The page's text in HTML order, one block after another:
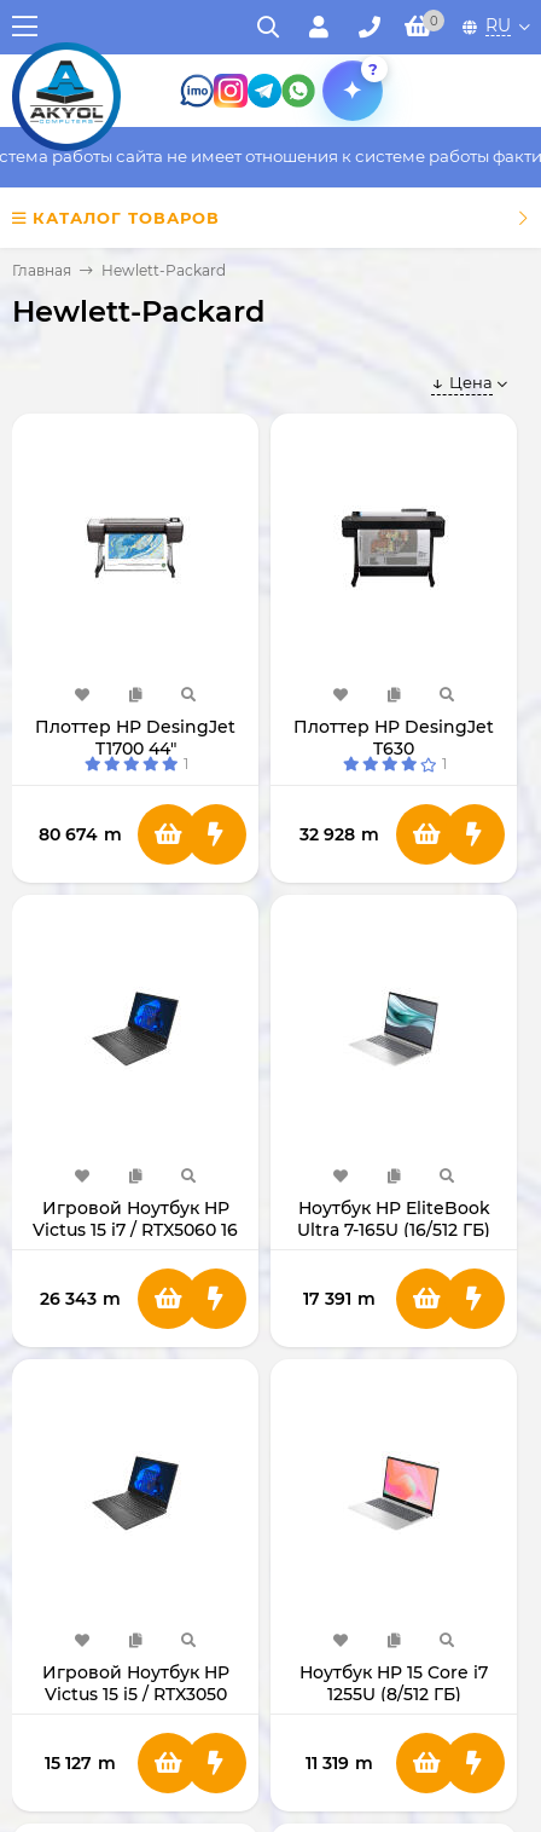
0 RU
?
сайта не имеет отношения к системе работы
КАТАЛОГ ТОВАРОВ
Главная Hewlett-Packard
Hewlett-Packard
Цена
Плоттер HP DesingJet
T1700 44"
1
80 674 m
Плоттер HP DesingJet
T630
1
32 928 m
Игровой Ноутбук HP
Victus 15 i7 / RTX5060 16
26 343 m
Ноутбук HP EliteBook
Ultra 7-165U (16/512 ГБ)
17 391 m
Игровой Ноутбук HP
Victus 15 i5 / RTX3050
15 127 m
Ноутбук HP 15 Core i7
1255U (8/512 ГБ)
11 319 m